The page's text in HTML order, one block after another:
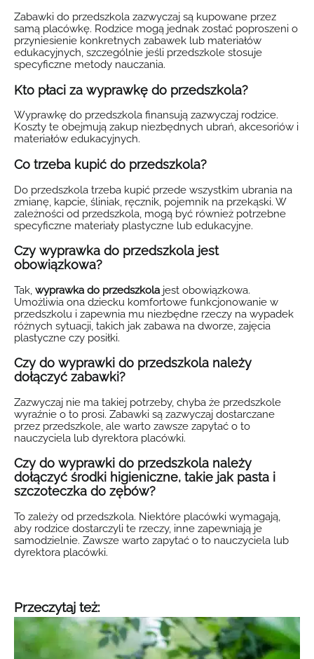
Zabawki do przedszkola zazwyczaj są kupowane przez
samą placówkę. Rodzice mogą jednak zostać poproszeni o
przyniesienie konkretnych zabawek lub materiałów
edukacyjnych, szczególnie jeśli przedszkole stosuje
specyficzne metody nauczania.
Kto płaci za wyprawkę do przedszkola?
Wyprawkę do przedszkola finansują zazwyczaj rodzice.
Koszty te obejmują zakup niezbędnych ubrań, akcesoriów i
materiałów edukacyjnych.
Co trzeba kupić do przedszkola?
Do przedszkola trzeba kupić przede wszystkim ubrania na
zmianę, kapcie, śliniak, ręcznik, pojemnik na przekąski. W
zależności od przedszkola, mogą być również potrzebne
specyficzne materiały plastyczne lub edukacyjne.
Czy wyprawka do przedszkola jest
obowiązkowa?
Tak, wyprawka do przedszkola jest obowiązkowa.
Umożliwia ona dziecku komfortowe funkcjonowanie w
przedszkolu i zapewnia mu niezbędne rzeczy na wypadek
różnych sytuacji, takich jak zabawa na dworze, zajęcia
plastyczne czy posiłki.
Czy do wyprawki do przedszkola należy
dołączyć zabawki?
Zazwyczaj nie ma takiej potrzeby, chyba że przedszkole
wyraźnie o to prosi. Zabawki są zazwyczaj dostarczane
przez przedszkole, ale warto zawsze zapytać o to
nauczyciela lub dyrektora placówki.
Czy do wyprawki do przedszkola należy
dołączyć środki higieniczne, takie jak pasta i
szczoteczka do zębów?
To zależy od przedszkola. Niektóre placówki wymagają,
aby rodzice dostarczyli te rzeczy, inne zapewniają je
samodzielnie. Zawsze warto zapytać o to nauczyciela lub
dyrektora placówki.
Przeczytaj też: